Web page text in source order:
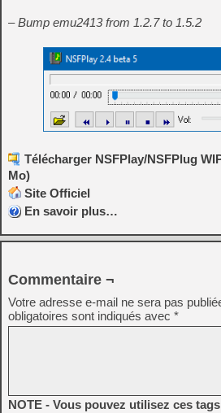
– Bump emu2413 from 1.2.7 to 1.5.2
Télécharger NSFPlay/NSFPlug
Mo)
Site Officiel
En savoir plus…
Commentaire ¬
Votre adresse e-mail ne sera pas
obligatoires sont indiqués avec *
NOTE - Vous pouvez utilisez ces